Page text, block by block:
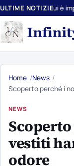
ULTIME NOTIZIE
a cui è impossibile
Home News
Scoperto perché i
NEWS
vestiti
odore